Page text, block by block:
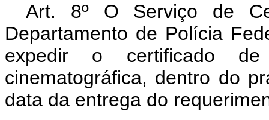
Art. 8º O Serviço de
Departamento de Polícia
expedir o certificado
cinematográfica, dentro do
data da entrega do